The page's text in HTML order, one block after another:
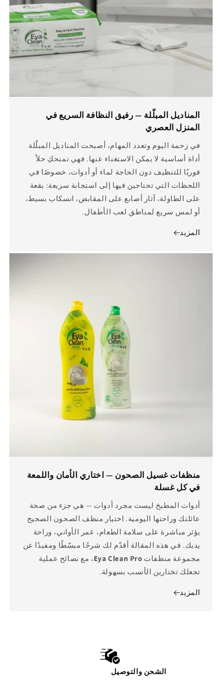
المناديل المبلّلة — رفيق النظافة السريع في
المنزل العصري
في زحمة اليوم وتعدد المهام، أصبحت المناديل المبلّلة
أداة أساسية لا يمكن الاستغناء عنها. فهي تمنحكِ حلاً
فوريًا للتنظيف دون الحاجة لماء أو أدوات، خصوصًا في
اللحظات التي تحتاجين فيها إلى استجابة سريعة: بقعة
على الطاولة، آثار أصابع على المقابض، انسكاب بسيط،
أو لمس سريع لمناطق لعب الأطفال.
المزيد
منظفات غسيل الصحون — اختاري الأمان واللمعة
في كل غسلة
أدوات المطبخ ليست مجرد أدوات — هي جزء من صحة
عائلتك وراحتها اليومية. اختيار منظف الصحون الصحيح
يؤثر مباشرة على سلامة الطعام، عمر الأواني، وراحة
يديك. في هذه المقالة أقدّم لك شرحًا مبسّطًا ومفيدًا عن
مجموعة منظفات Eya Clean Pro، مع نصائح عملية
تجعلك تختارين الأنسب بسهولة.
المزيد
الشحن والتوصيل